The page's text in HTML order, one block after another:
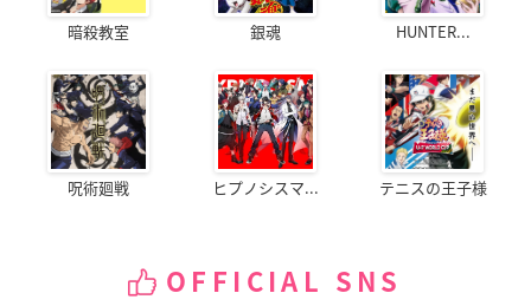
暗殺教室 銀魂 HUNTER...
呪術廻戦 ヒプノシスマ... テニスの王子様
OFFICIAL SNS